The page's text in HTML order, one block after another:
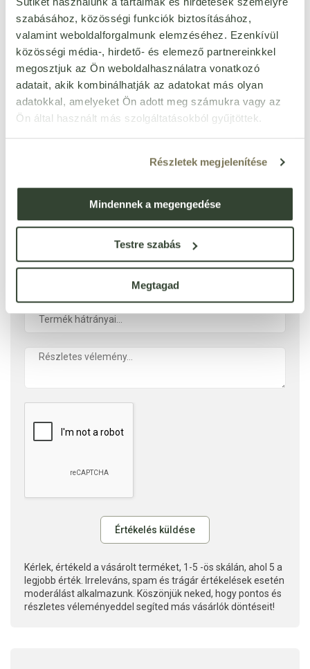
szabásához, közösségi funkciók biztosításához,
valamint weboldalforgalmunk elemzéséhez. Ezenkívül
közösségi média-, hirdető- és elemező partnereinkkel
megosztjuk az Ön weboldalhasználatra vonatkozó
adatait, akik kombinálhatják az adatokat más olyan
adatokkal, amelyeket Ön adott meg számukra vagy az
Ön által használt más szolgáltatásokból gyűjtöttek.
Részletek megjelenítése
Mindennek a megengedése
Testre szabás
Megtagad
hozzáadott cukor nélkül
Ezt a terméket még senki nem értékelte. Legyél Te az
Ennyi csillagot adok
Kérlek, értékeld a vásárolt terméket, 1-5 -ös skálán, ahol 5 a
legjobb érték. Irreleváns, spam és trágár értékelések esetén
moderálást alkalmazunk. Köszönjük neked, hogy pontos és
részletes véleményeddel segíted más vásárlók döntéseit!